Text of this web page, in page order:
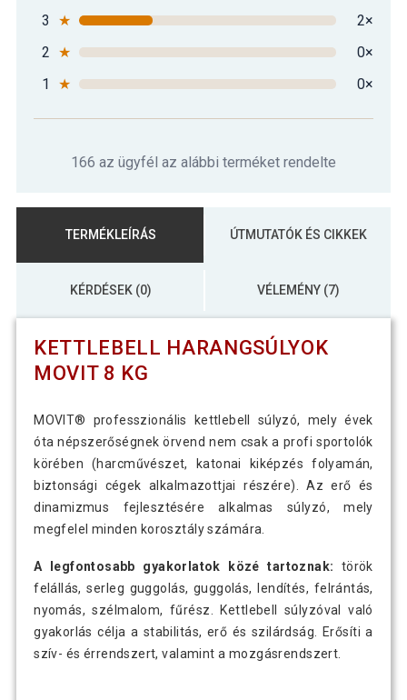
3
★
2×
2 ★
0×
1
★ 0×
166 az ügyfél az alábbi terméket rendelte
TERMÉKLEÍRÁS ÚTMUTATÓK ÉS CIKKEK
KÉRDÉSEK (0) VÉLEMÉNY (7)
KETTLEBELL HARANGSÚLYOK
MOVIT 8 KG
MOVIT® professzionális kettlebell súlyzó, mely évek
óta népszerőségnek örvend nem csak a profi sportolók
körében (harcművészet, katonai kiképzés folyamán,
biztonsági cégek alkalmazottjai részére). Az erő és
dinamizmus fejlesztésére alkalmas súlyzó, mely
megfelel minden korosztály számára.
A legfontosabb gyakorlatok közé tartoznak: török
felállás, serleg guggolás, guggolás, lendítés, felrántás,
nyomás, szélmalom, fűrész. Kettlebell súlyzóval való
gyakorlás célja a stabilitás, erő és szilárdság. Erősíti a
szív- és érrendszert, valamint a mozgásrendszert.